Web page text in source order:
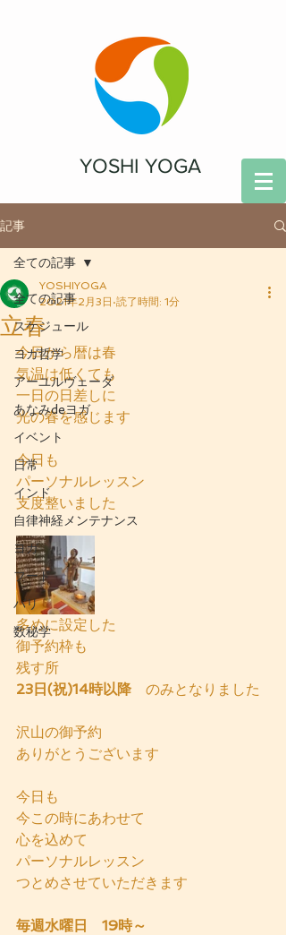
YOSHI YOGA
記事
全ての記事
スケジュール
ヨガ哲学
アーユルヴェーダ
あなみdeヨガ
イベント
日常
インド
自律神経メンテナンス
ヨガ
フード
バリ
数秘学
全ての記事
立春
YOSHIYOGA
2021年2月3日 読了時間: 1分
今日から暦は春
気温は低くても
一日の日差しに
光の春を感じます
今日も
パーソナルレッスン
支度整いました
多めに設定した
御予約枠も
残す所
23日(祝)14時以降 のみとなりました
沢山の御予約
ありがとうございます
今日も
今この時にあわせて
心を込めて
パーソナルレッスン
つとめさせていただきます
毎週水曜日　19時～